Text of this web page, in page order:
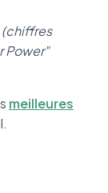
(chiffres
Power"
meilleures